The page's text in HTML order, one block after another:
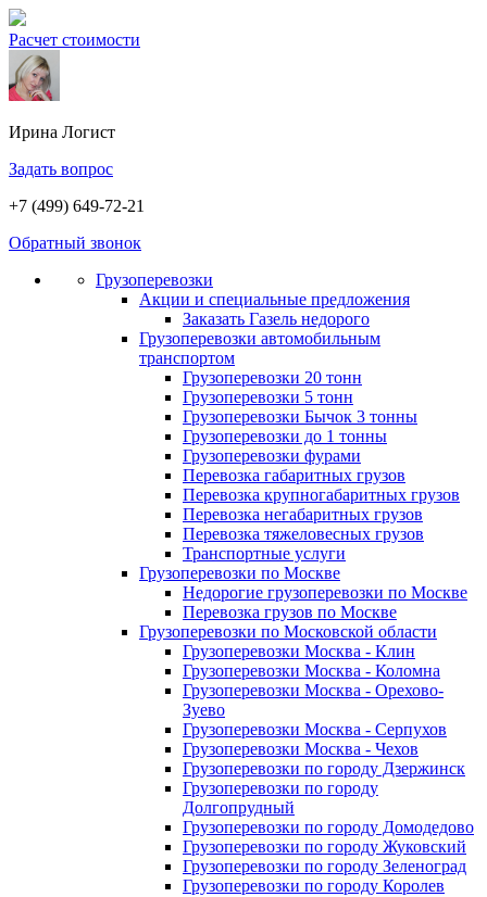
Расчет стоимости
Ирина Логист
Задать вопрос
+7 (499) 649-72-21
Обратный звонок
Грузоперевозки
Акции и специальные предложения
Заказать Газель недорого
Грузоперевозки автомобильным
транспортом
Грузоперевозки 20 тонн
Грузоперевозки 5 тонн
Грузоперевозки Бычок 3 тонны
Грузоперевозки до 1 тонны
Грузоперевозки фурами
Перевозка габаритных грузов
Перевозка крупногабаритных грузов
Перевозка негабаритных грузов
Перевозка тяжеловесных грузов
Транспортные услуги
Грузоперевозки по Москве
Недорогие грузоперевозки по Москве
Перевозка грузов по Москве
Грузоперевозки по Московской области
Грузоперевозки Москва - Клин
Грузоперевозки Москва - Коломна
Грузоперевозки Москва - Орехово-
Зуево
Грузоперевозки Москва - Серпухов
Грузоперевозки Москва - Чехов
Грузоперевозки по городу Дзержинск
Грузоперевозки по городу
Долгопрудный
Грузоперевозки по городу Домодедово
Грузоперевозки по городу Жуковский
Грузоперевозки по городу Зеленоград
Грузоперевозки по городу Королев